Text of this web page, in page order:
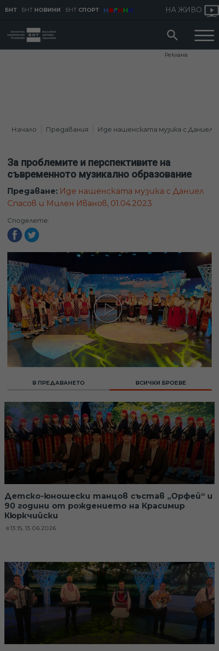
БНТ БНТ НОВИНИ БНТ СПОРТ НА ЖИВО
Реклама
Начало Предавания Иде нашенската музика с Даниел
За проблемите и перспективите на
съвременното музикално образование
Предаване: Иде нашенската музика с Даниел
Спасов и Милен Иванов, 01.04.2023
Споделете:
В ПРЕДАВАНЕТО ВСИЧКИ БРОЕВЕ
Детско-юношески танцов състав „Орфей“ и
90 години от рождението на Красимир
Кюркчийски
13:15, 13.06.2026